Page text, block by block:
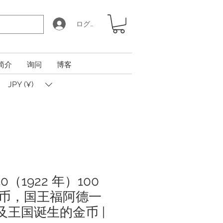
ログイン
介 询问 博客
JPY (¥)
（1922 年）100
，国王福阿德一
王国诞生的金币 |